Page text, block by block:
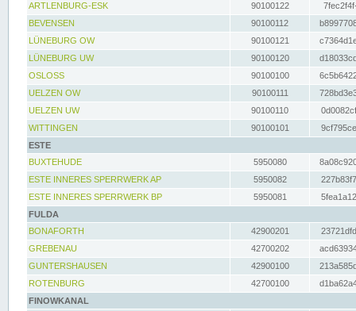
ARTLENBURG-ESK
90100122
BEVENSEN
90100112
LÜNEBURG OW
90100121
LÜNEBURG UW
90100120
OSLOSS
90100100
UELZEN OW
90100111
UELZEN UW
90100110
WITTINGEN
90100101
ESTE
BUXTEHUDE
5950080
ESTE INNERES SPERRWERK AP
5950082
ESTE INNERES SPERRWERK BP
5950081
FULDA
BONAFORTH
42900201
GREBENAU
42700202
GUNTERSHAUSEN
42900100
ROTENBURG
42700100
FINOWKANAL